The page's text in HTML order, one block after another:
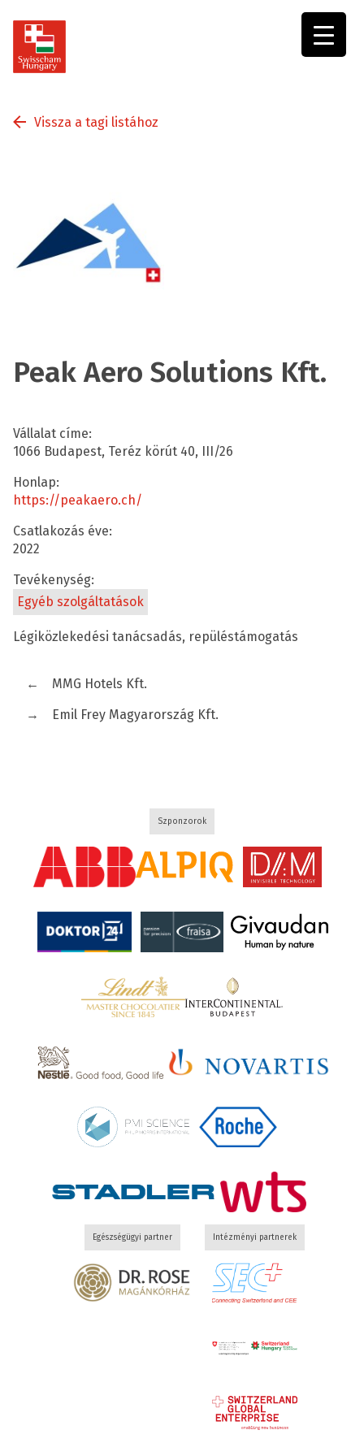
Vissza a tagi listához
Peak Aero Solutions Kft.
Vállalat címe:
1066 Budapest, Teréz körút 40, III/26
Honlap:
https://peakaero.ch/
Csatlakozás éve:
2022
Tevékenység:
Egyéb szolgáltatások
Légiközlekedési tanácsadás, repüléstámogatás
←
MMG Hotels Kft.
→
Emil Frey Magyarország Kft.
Szponzorok
Egészségügyi partner Intézményi partnerek